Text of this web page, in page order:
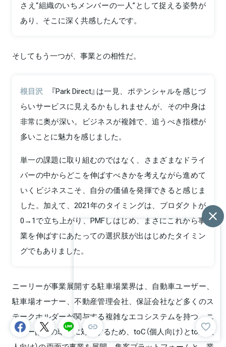
さえ“組織のいちメンバーの一人”として捉える姿勢が
あり、そこに深く共感したんです。
そしてもう一つが、事業との相性だ。
根目沢
『Park Direct』は一見、ポテンシャルを感じづ
らいサービスに見えるかもしれませんが、その中身は
非常に奥が深い。ビジネスが複雑で、追うべき指標が
多いことに魅力を感じました。
単一の課題に取り組むのではなく、さまざまなドライ
バーの中からどこを伸ばすべきかを考えながら進めて
いくビジネスこそ、自分の価値を発揮できると感じま
した。加えて、2021年のタイミングは、プロダクトが
0→1で立ち上がり、PMFしはじめ、まさにこれから事
業を伸ばすにあたっての選択肢が出はじめたタイミン
グでもありました。
ニーリーが事業展開する駐車場業界は、自動車ユーザー、
駐車場オーナー、不動産管理会社、保証会社など多くのス
テークホルダーが関与する複雑なエコシステムを持つ。ニ
ーリーはこの環境に対応するため、toC（個人向け）とtoB（法